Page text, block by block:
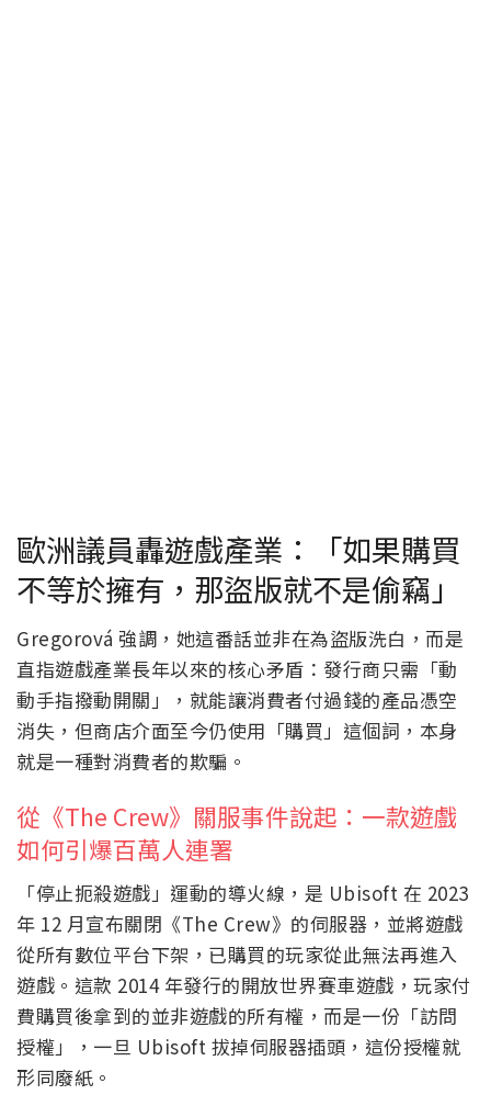
歐洲議員轟遊戲產業：「如果購買
不等於擁有，那盜版就不是偷竊」
Gregorová 強調，她這番話並非在為盜版洗白，而是
直指遊戲產業長年以來的核心矛盾：發行商只需「動
動手指撥動開關」，就能讓消費者付過錢的產品憑空
消失，但商店介面至今仍使用「購買」這個詞，本身
就是一種對消費者的欺騙。
從《The Crew》關服事件說起：一款遊戲
如何引爆百萬人連署
「停止扼殺遊戲」運動的導火線，是 Ubisoft 在 2023
年 12 月宣布關閉《The Crew》的伺服器，並將遊戲
從所有數位平台下架，已購買的玩家從此無法再進入
遊戲。這款 2014 年發行的開放世界賽車遊戲，玩家付
費購買後拿到的並非遊戲的所有權，而是一份「訪問
授權」，一旦 Ubisoft 拔掉伺服器插頭，這份授權就
形同廢紙。